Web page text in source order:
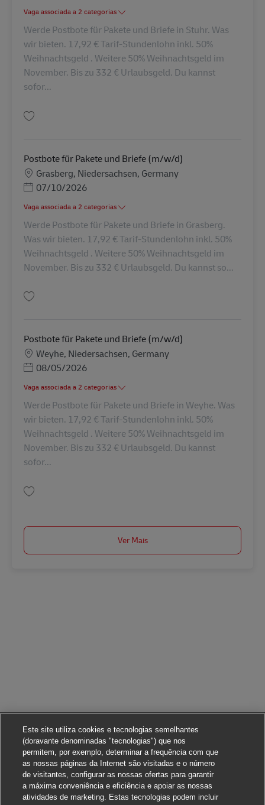
Vaga associada a 2 categorias
Werde Postbote für Pakete und Briefe in Stuhr. Was
wir bieten. 17,92 € Tarif-Stundenlohn inkl. 50%
Weihnachtsgeld . Weitere 50% Weihnachtsgeld im
November. Bis zu 332 € Urlaubsgeld. Du kannst
sofor...
Postbote für Pakete und Briefe (m/w/d)
Localização
Grasberg, Niedersachsen, Germany
Posted Date
07/10/2026
Vaga associada a 2 categorias
Werde Postbote für Pakete und Briefe in Grasberg.
Was wir bieten. 17,92 € Tarif-Stundenlohn inkl. 50%
Weihnachtsgeld . Weitere 50% Weihnachtsgeld im
November. Bis zu 332 € Urlaubsgeld. Du kannst so...
Postbote für Pakete und Briefe (m/w/d)
Localização
Weyhe, Niedersachsen, Germany
Posted Date
08/05/2026
Vaga associada a 2 categorias
Werde Postbote für Pakete und Briefe in Weyhe. Was
wir bieten. 17,92 € Tarif-Stundenlohn inkl. 50%
Weihnachtsgeld . Weitere 50% Weihnachtsgeld im
November. Bis zu 332 € Urlaubsgeld. Du kannst
sofor...
Ver Mais
Este site utiliza cookies e tecnologias semelhantes
(doravante denominadas "tecnologias") que nos
permitem, por exemplo, determinar a frequência com que
as nossas páginas da Internet são visitadas e o número
de visitantes, configurar as nossas ofertas para garantir
a máxima conveniência e eficiência e apoiar as nossas
atividades de marketing. Estas tecnologias podem incluir